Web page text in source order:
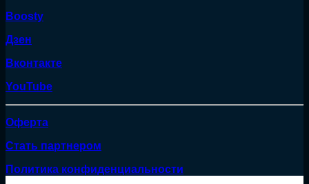
Boosty
Дзен
Вконтакте
YouTube
Оферта
Стать партнером
Политика конфиденциальности